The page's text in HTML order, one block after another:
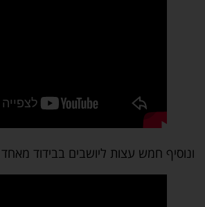
ונוסיף חמש עצות ליושבים בבידוד מאחד